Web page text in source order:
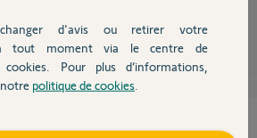
il y a plus de 9 ansd'avis ou retirer votre
à tout moment via le centre de
Pour plus d’informations,
politique de cookies